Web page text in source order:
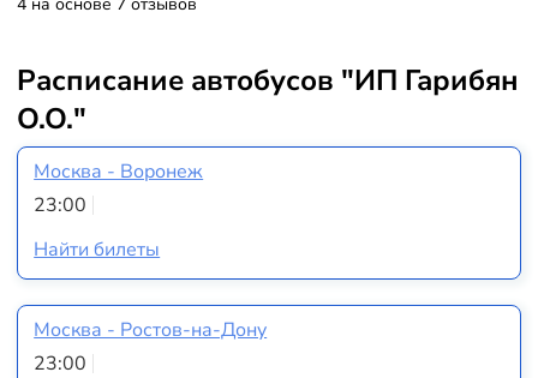
Расписание автобусов "ИП Гарибян
О.О."
Москва - Воронеж
23:00
Найти билеты
Москва - Ростов-на-Дону
23:00